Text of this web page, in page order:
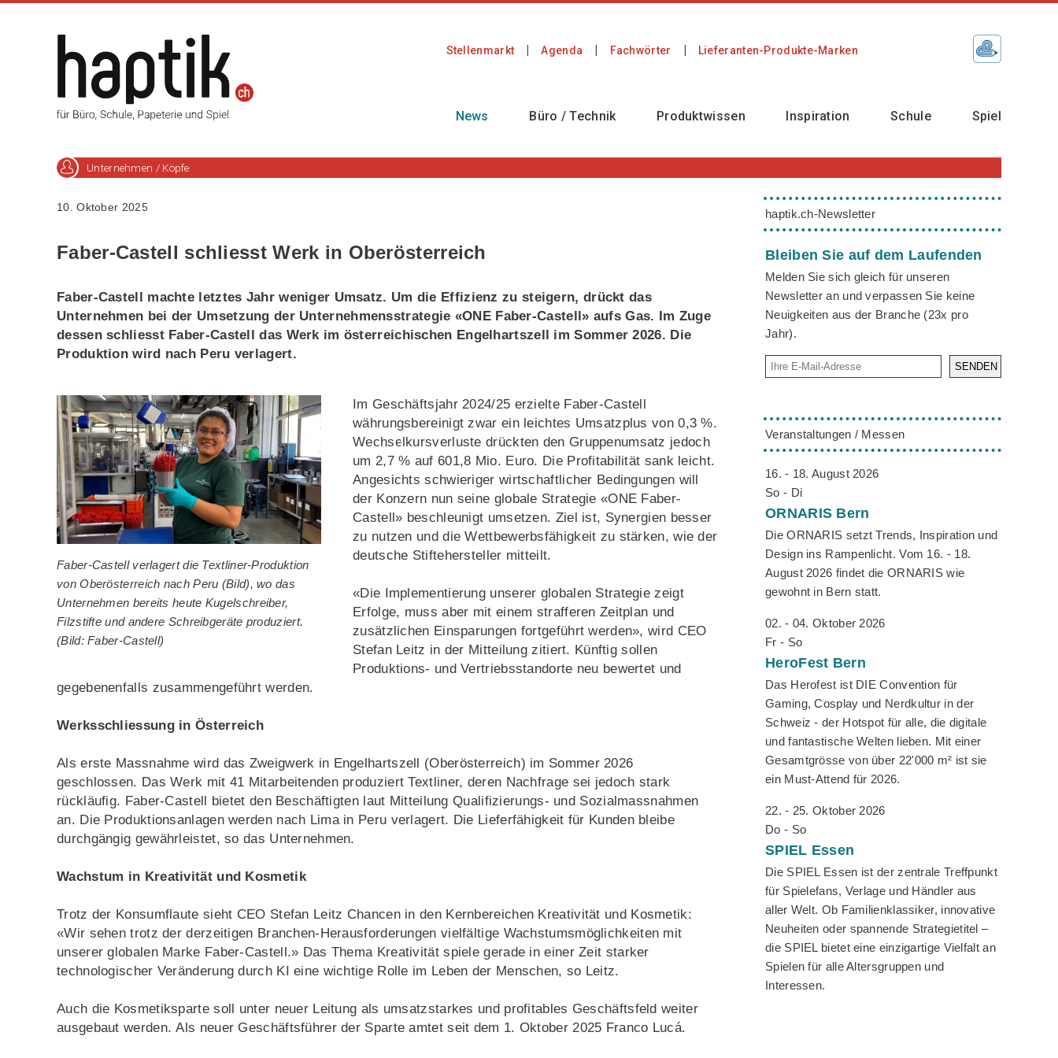
Stellenmarkt Agenda Fachwörter Lieferanten-Produkte-Marken
News Büro / Technik Produktwissen Inspiration Schule Spiel
Unternehmen / Köpfe
10. Oktober 2025
Faber-Castell schliesst Werk in Oberösterreich
Faber-Castell machte letztes Jahr weniger Umsatz. Um die Effizienz zu steigern, drückt das
Unternehmen bei der Umsetzung der Unternehmensstrategie «ONE Faber-Castell» aufs Gas. Im Zuge
dessen schliesst Faber-Castell das Werk im österreichischen Engelhartszell im Sommer 2026. Die
Produktion wird nach Peru verlagert.
Faber-Castell verlagert die Textliner-Produktion
von Oberösterreich nach Peru (Bild), wo das
Unternehmen bereits heute Kugelschreiber,
Filzstifte und andere Schreibgeräte produziert.
(Bild: Faber-Castell)
Im Geschäftsjahr 2024/25 erzielte Faber-Castell
währungsbereinigt zwar ein leichtes Umsatzplus von 0,3 %.
Wechselkursverluste drückten den Gruppenumsatz jedoch
um 2,7 % auf 601,8 Mio. Euro. Die Profitabilität sank leicht.
Angesichts schwieriger wirtschaftlicher Bedingungen will
der Konzern nun seine globale Strategie «ONE Faber-
Castell» beschleunigt umsetzen. Ziel ist, Synergien besser
zu nutzen und die Wettbewerbsfähigkeit zu stärken, wie der
deutsche Stiftehersteller mitteilt.
«Die Implementierung unserer globalen Strategie zeigt
Erfolge, muss aber mit einem strafferen Zeitplan und
zusätzlichen Einsparungen fortgeführt werden», wird CEO
Stefan Leitz in der Mitteilung zitiert. Künftig sollen
Produktions- und Vertriebsstandorte neu bewertet und
gegebenenfalls zusammengeführt werden.
Werksschliessung in Österreich
Als erste Massnahme wird das Zweigwerk in Engelhartszell (Oberösterreich) im Sommer 2026
geschlossen. Das Werk mit 41 Mitarbeitenden produziert Textliner, deren Nachfrage sei jedoch stark
rückläufig. Faber-Castell bietet den Beschäftigten laut Mitteilung Qualifizierungs- und Sozialmassnahmen
an. Die Produktionsanlagen werden nach Lima in Peru verlagert. Die Lieferfähigkeit für Kunden bleibe
durchgängig gewährleistet, so das Unternehmen.
Wachstum in Kreativität und Kosmetik
Trotz der Konsumflaute sieht CEO Stefan Leitz Chancen in den Kernbereichen Kreativität und Kosmetik:
«Wir sehen trotz der derzeitigen Branchen-Herausforderungen vielfältige Wachstumsmöglichkeiten mit
unserer globalen Marke Faber-Castell.» Das Thema Kreativität spiele gerade in einer Zeit starker
technologischer Veränderung durch KI eine wichtige Rolle im Leben der Menschen, so Leitz.
Auch die Kosmetiksparte soll unter neuer Leitung als umsatzstarkes und profitables Geschäftsfeld weiter
ausgebaut werden. Als neuer Geschäftsführer der Sparte amtet seit dem 1. Oktober 2025 Franco Lucá.
haptik.ch-Newsletter
Bleiben Sie auf dem Laufenden
Melden Sie sich gleich für unseren
Newsletter an und verpassen Sie keine
Neuigkeiten aus der Branche (23x pro
Jahr).
SENDEN
Veranstaltungen / Messen
16. - 18. August 2026
So - Di
ORNARIS Bern
Die ORNARIS setzt Trends, Inspiration und
Design ins Rampenlicht. Vom 16. - 18.
August 2026 findet die ORNARIS wie
gewohnt in Bern statt.
02. - 04. Oktober 2026
Fr - So
HeroFest Bern
Das Herofest ist DIE Convention für
Gaming, Cosplay und Nerdkultur in der
Schweiz - der Hotspot für alle, die digitale
und fantastische Welten lieben. Mit einer
Gesamtgrösse von über 22'000 m² ist sie
ein Must-Attend für 2026.
22. - 25. Oktober 2026
Do - So
SPIEL Essen
Die SPIEL Essen ist der zentrale Treffpunkt
für Spielefans, Verlage und Händler aus
aller Welt. Ob Familienklassiker, innovative
Neuheiten oder spannende Strategietitel –
die SPIEL bietet eine einzigartige Vielfalt an
Spielen für alle Altersgruppen und
Interessen.